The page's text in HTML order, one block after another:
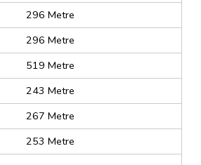
296 Metre
296 Metre
519 Metre
243 Metre
267 Metre
253 Metre